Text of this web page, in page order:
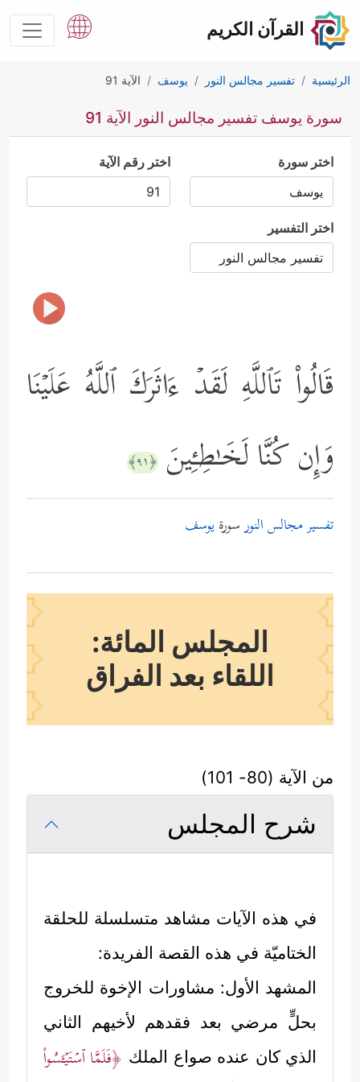
القرآن الكريم
الرئيسية تفسير مجالس النور يوسف الآية 91
سورة يوسف تفسير مجالس النور الآية 91
اختر سورة اختر رقم الآية
اختر التفسير
قَالُواْ تَٱللَّهِ لَقَدۡ ءَاثَرَكَ ٱللَّهُ عَلَیۡنَا
وَإِن كُنَّا لَخَـٰطِـِٔینَ ﴿٩١﴾
تفسير مجالس النورسورةيوسف
المجلس المائة:
اللقاء بعد الفراق
من الآية (80- 101)
شرح المجلس
في هذه الآيات مشاهد متسلسلة للحلقة
الختاميّة في هذه القصة الفريدة:
المشهد الأول: مشاورات الإخوة للخروج
بحلٍّ مرضي بعد فقدهم لأخيهم الثاني
الذي كان عنده صواع الملك ﴿فَلَمَّا ٱسۡتَیۡـَٔسُواْ